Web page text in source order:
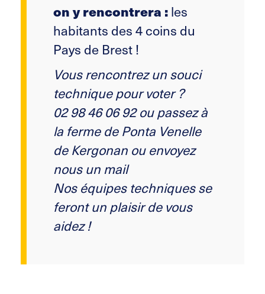
on y rencontrera :les
habitants des 4 coins du
Pays de Brest !
Vous rencontrez un souci
technique pour voter ?
02 98 46 06 92 ou passez à
la ferme de Ponta Venelle
de Kergonan ou envoyez
nous un mail
Nos équipes techniques se
feront un plaisir de vous
aidez !